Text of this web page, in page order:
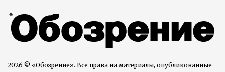
2026 © «Обозрение». Все права на материалы, опубликованные